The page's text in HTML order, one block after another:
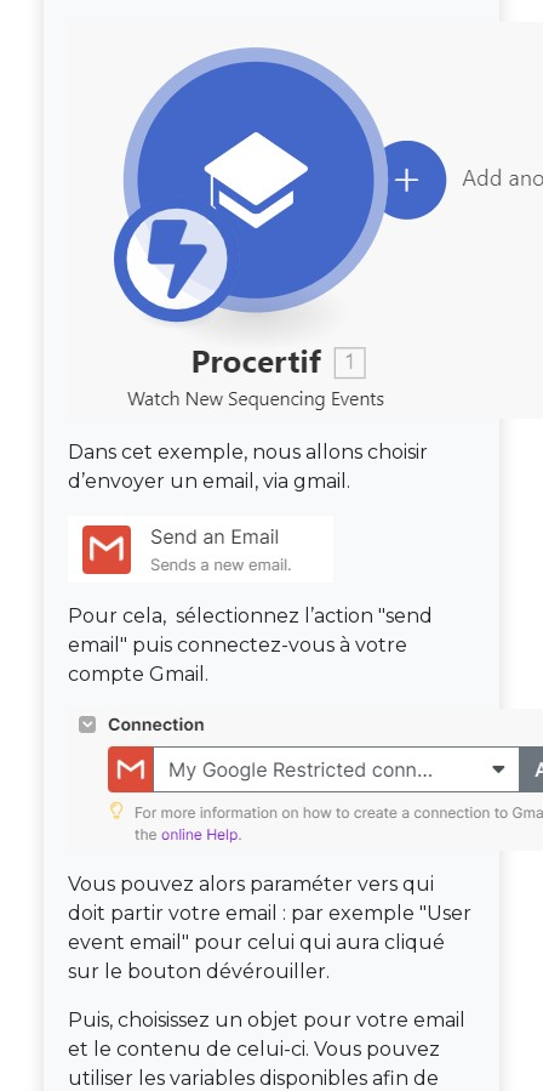
Dans cet exemple, nous allons choisir
d’envoyer un email, via gmail.
Pour cela, sélectionnez l’action "send
email" puis connectez-vous à votre
compte Gmail.
Vous pouvez alors paraméter vers qui
doit partir votre email : par exemple "User
event email" pour celui qui aura cliqué
sur le bouton dévérouiller.
Puis, choisissez un objet pour votre email
et le contenu de celui-ci. Vous pouvez
utiliser les variables disponibles afin de